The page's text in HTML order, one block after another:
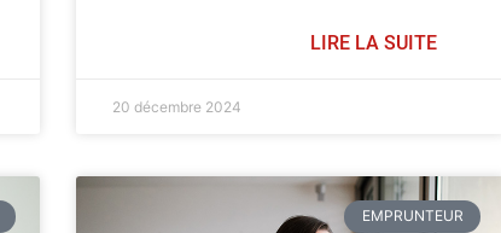
LIRE LA SUITE
20 décembre 2024
EMPRUNTEUR